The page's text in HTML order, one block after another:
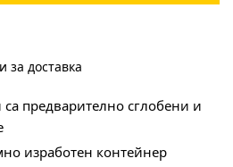
за доставка
предварително сглобени и
изработен контейнер